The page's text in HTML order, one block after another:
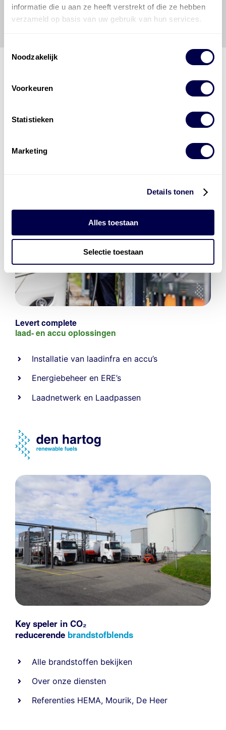
informatie die u aan ze heeft verstrekt of die ze hebben
verzameld op basis van uw gebruik van hun services.
Noodzakelijk
Voorkeuren
Statistieken
Marketing
Details tonen
Alles toestaan
Selectie toestaan
veroorzaakt door een onjuiste interpretatie of een
onjuist gebruik van de gepubliceerde gegevens.
Levert complete
laad- en accu oplossingen
Installatie van laadinfra en accu’s
Energiebeheer en ERE’s
Laadnetwerk en Laadpassen
Key speler in CO₂
reducerende brandstofblends
Alle brandstoffen bekijken
Over onze diensten
Referenties HEMA, Mourik, De Heer